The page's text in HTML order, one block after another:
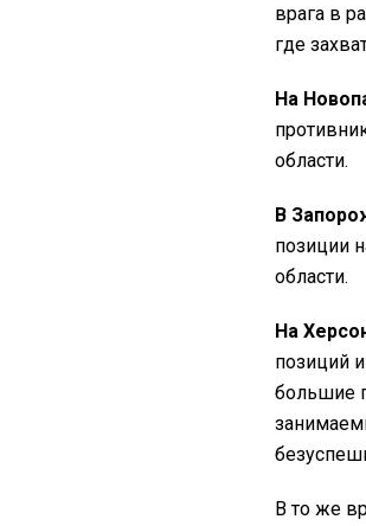
врага в
где
На
области.
В
позиции
области.
На
позиций
большие
В то же